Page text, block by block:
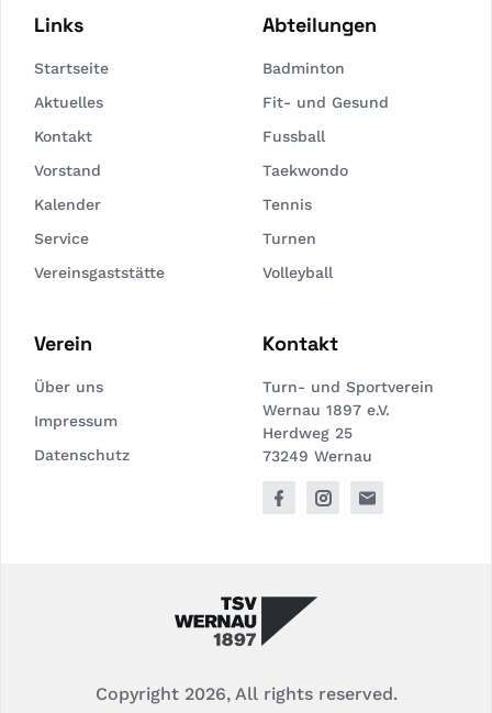
Links
Startseite
Aktuelles
Kontakt
Vorstand
Kalender
Service
Vereinsgaststätte
Abteilungen
Badminton
Fit- und Gesund
Fussball
Taekwondo
Tennis
Turnen
Volleyball
Verein
Über uns
Impressum
Datenschutz
Kontakt
Turn- und Sportverein
Wernau 1897 e.V.
Herdweg 25
73249 Wernau
Copyright 2026, All rights reserved.